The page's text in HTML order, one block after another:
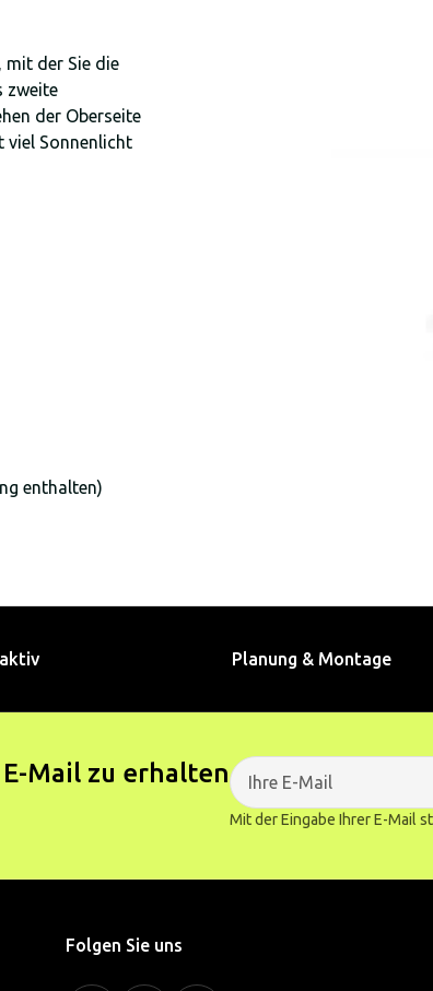
mit der Sie die
zweite
der Oberseite
viel Sonnenlicht
enthalten)
Planung & Montage
Mail zu erhalten
Mit der Eingabe Ihrer E-Mail
Folgen Sie uns